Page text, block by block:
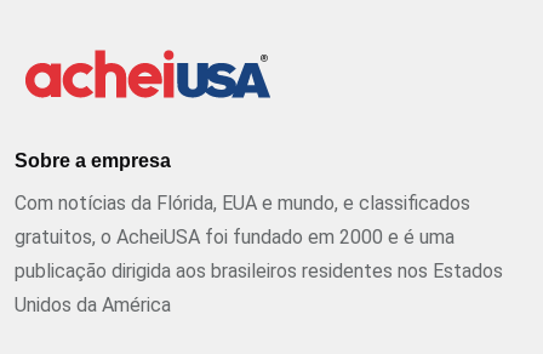
Sobre a empresa
Com notícias da Flórida, EUA e mundo, e classificados
gratuitos, o AcheiUSA foi fundado em 2000 e é uma
publicação dirigida aos brasileiros residentes nos Estados
Unidos da América